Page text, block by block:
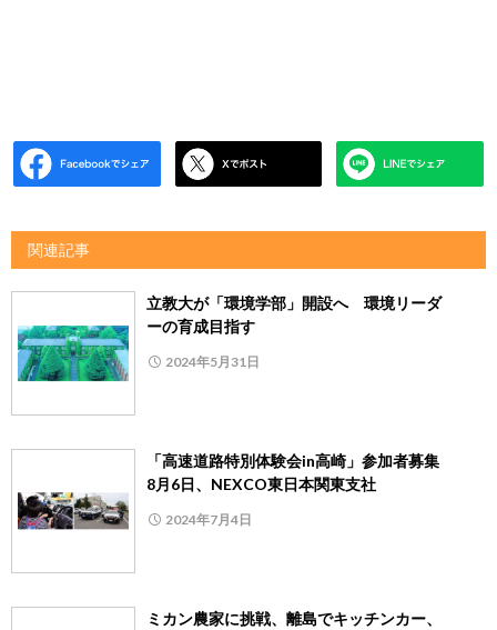
関連記事
立教大が「環境学部」開設へ 環境リーダ
ーの育成目指す
2024年5月31日
「高速道路特別体験会in高崎」参加者募集
8月6日、NEXCO東日本関東支社
2024年7月4日
ミカン農家に挑戦、離島でキッチンカー、